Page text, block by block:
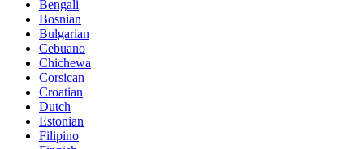
Bengali
Bosnian
Bulgarian
Cebuano
Chichewa
Corsican
Croatian
Dutch
Estonian
Filipino